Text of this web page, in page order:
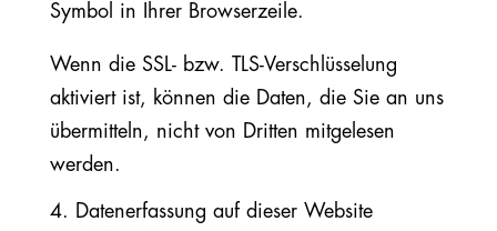
Symbol in Ihrer Browserzeile.
Wenn die SSL- bzw. TLS-Verschlüsselung
aktiviert ist, können die Daten, die Sie an uns
übermitteln, nicht von Dritten mitgelesen
werden.
4. Datenerfassung auf dieser Website